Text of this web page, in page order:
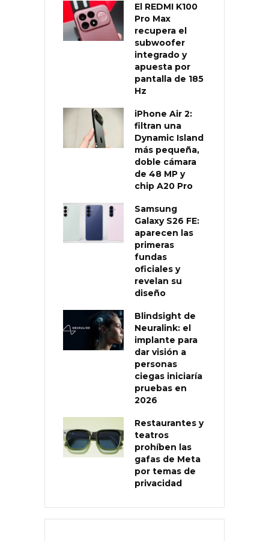
El REDMI K100
Pro Max
recupera el
subwoofer
integrado y
apuesta por
pantalla de 185
Hz
iPhone Air 2:
filtran una
Dynamic Island
más pequeña,
doble cámara
de 48 MP y
chip A20 Pro
Samsung
Galaxy S26 FE:
aparecen las
primeras
fundas
oficiales y
revelan su
diseño
Blindsight de
Neuralink: el
implante para
dar visión a
personas
ciegas iniciaría
pruebas en
2026
Restaurantes y
teatros
prohíben las
gafas de Meta
por temas de
privacidad